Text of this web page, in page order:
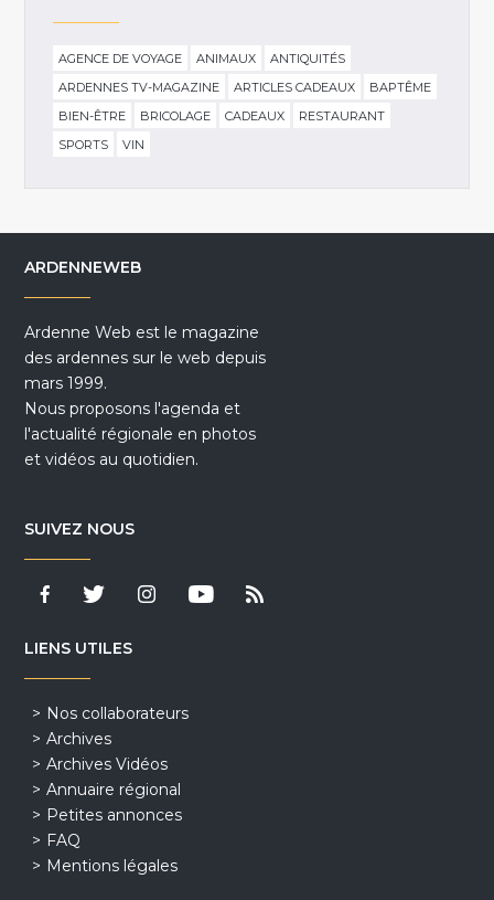
AGENCE DE VOYAGE ANIMAUX
ANTIQUITÉS
ARDENNES TV-MAGAZINE
ARTICLES CADEAUX
BAPTÊME
BIEN-ÊTRE
BRICOLAGE CADEAUX
RESTAURANT
SPORTS
VIN
ARDENNEWEB
Ardenne Web est le magazine
des ardennes sur le web depuis
mars 1999.
Nous proposons l'agenda et
l'actualité régionale en photos
et vidéos au quotidien.
SUIVEZ NOUS
LIENS UTILES
Nos collaborateurs
Archives
Archives Vidéos
Annuaire régional
Petites annonces
FAQ
Mentions légales